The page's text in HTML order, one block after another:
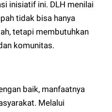
inisiatif ini. DLH menilai
tidak bisa hanya
tetapi membutuhkan
komunitas.
baik, manfaatnya
Melalui